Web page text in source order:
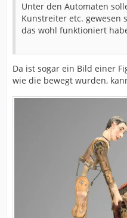
Unter den Automaten
Kunstreiter etc. gewesen
das wohl funktioniert
Da ist sogar ein Bild einer
wie die bewegt wurden,